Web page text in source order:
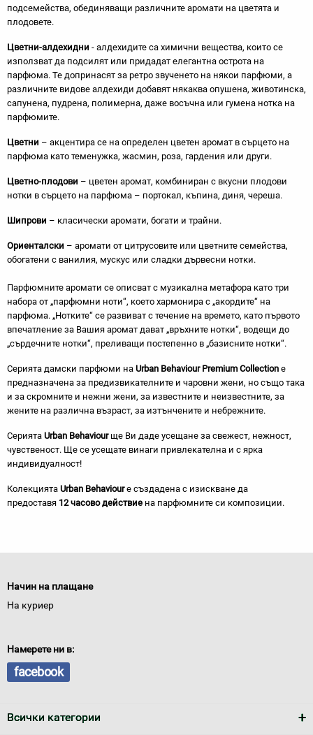
подсемейства, обединяващи различните аромати на цветята и
плодовете.
Цветни-алдехидни - алдехидите са химични вещества, които се
използват да подсилят или придадат елегантна острота на
парфюма. Те допринасят за ретро звученето на някои парфюми, а
различните видове алдехиди добавят някаква опушена, животинска,
сапунена, пудрена, полимерна, даже восъчна или гумена нотка на
парфюмите.
Цветни – акцентира се на определен цветен аромат в сърцето на
парфюма като теменужка, жасмин, роза, гардения или други.
Цветно-плодови – цветен аромат, комбиниран с вкусни плодови
нотки в сърцето на парфюма – портокал, къпина, диня, череша.
Шипрови – класически аромати, богати и трайни.
Ориенталски – аромати от цитрусовите или цветните семейства,
обогатени с ванилия, мускус или сладки дървесни нотки.
Парфюмните аромати се описват с музикална метафора като три
набора от „парфюмни ноти“, което хармонира с „акордите“ на
парфюма. „Нотките“ се развиват с течение на времето, като първото
впечатление за Вашия аромат дават „връхните нотки“, водещи до
„сърдечните нотки“, преливащи постепенно в „базисните нотки“.
Серията дамски парфюми на Urban Behaviour Premium Collection е
предназначена за предизвикателните и чаровни жени, но също така
и за скромните и нежни жени, за известните и неизвестните, за
жените на различна възраст, за изтънчените и небрежните.
Серията Urban Behaviourще Ви даде усещане за свежест, нежност,
чувственост. Ще се усещате винаги привлекателна и с ярка
индивидуалност!
Колекцията Urban Behaviourе създадена с изискване да
предоставя 12 часово действие на парфюмните си композиции.
Начин на плащане
На куриер
Намерете ни в:
facebook
Всички категории